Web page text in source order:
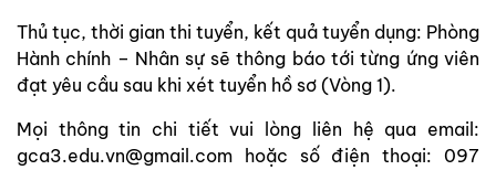
Thủ tục, thời gian thi tuyển, kết quả tuyển dụng: Phòng
Hành chính – Nhân sự sẽ thông báo tới từng ứng viên
đạt yêu cầu sau khi xét tuyển hồ sơ (Vòng 1).
Mọi thông tin chi tiết vui lòng liên hệ qua email:
gca3.edu.vn@gmail.com hoặc số điện thoại: 097